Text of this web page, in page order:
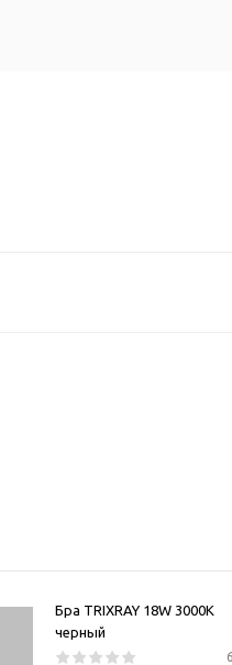
Бра TRIXRAY 18W 3000К
черный